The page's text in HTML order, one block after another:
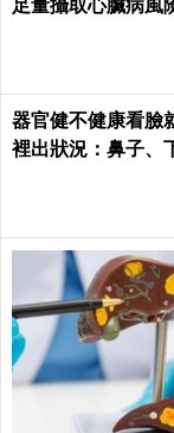
足量攝取心臟病風
器官健不健康看臉
裡出狀況：鼻子、